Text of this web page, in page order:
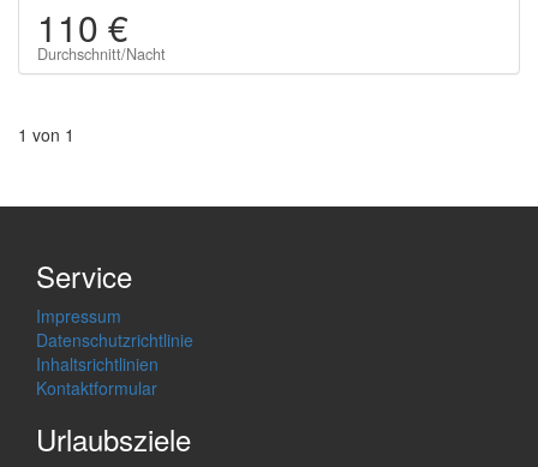
110 €
Durchschnitt/Nacht
1 von 1
Service
Impressum
Datenschutzrichtlinie
Inhaltsrichtlinien
Kontaktformular
Urlaubsziele